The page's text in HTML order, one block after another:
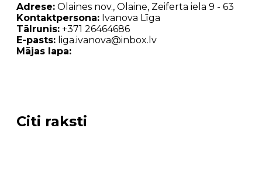
Adrese: Olaines nov., Olaine, Zeiferta iela 9 - 63
Kontaktpersona: Ivanova Līga
Tālrunis: +371 26464686
E-pasts: liga.ivanova@inbox.lv
Mājas lapa:
Citi raksti